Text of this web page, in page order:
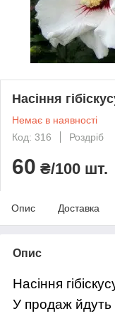
Насіння
Немає в наявності
Код: 316
Роздріб
60 ₴/100 шт.
Опис Доставка
Опис
Насіння
У продаж йдуть